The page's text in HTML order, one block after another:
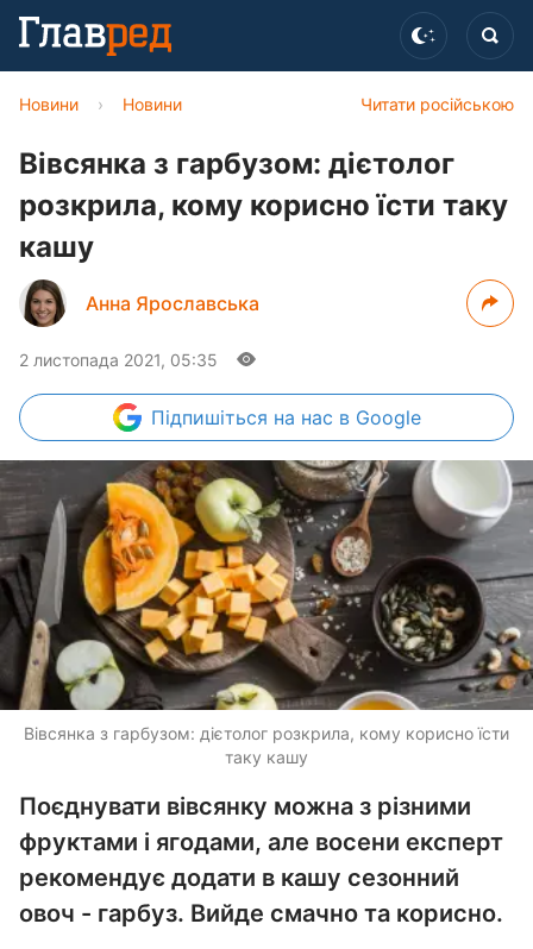
Читати російською
Новини › Новини
Вівсянка з гарбузом: дієтолог
розкрила, кому корисно їсти таку
кашу
Анна Ярославська
2 листопада 2021, 05:35
Підпишіться на нас в Google
Вівсянка з гарбузом: дієтолог розкрила, кому корисно їсти
таку кашу
Поєднувати вівсянку можна з різними
фруктами і ягодами, але восени експерт
рекомендує додати в кашу сезонний
овоч - гарбуз. Вийде смачно та корисно.